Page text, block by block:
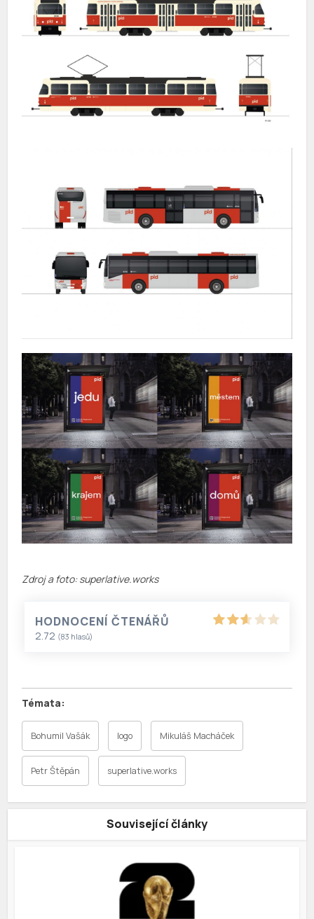
Zdroj a foto: superlative.works
HODNOCENÍ ČTENÁŘŮ
2.72 (83 hlasů)
Bohumil Vašák logo Mikuláš Macháček
Petr Štěpán superlative.works
Související články